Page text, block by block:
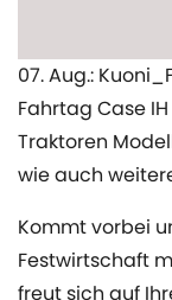
07. Aug.:
Fahrtag Case
Traktoren
wie auch
Kommt vorbei
Festwirtschaft
freut sich auf